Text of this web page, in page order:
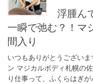
浮腫ん
一瞬で弛む？！マ
間入り
いつもありがとうござい
ン マジカルボディ札幌の
り仕事って、ふくらはぎ